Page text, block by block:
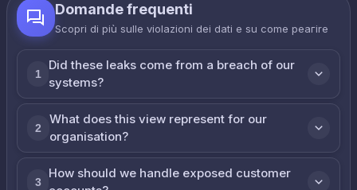
Domande frequenti
Scopri di più sulle violazioni dei dati e su come реагire
1
Did these leaks come from a breach of our
systems?
2
What does this view represent for our
organisation?
3
How should we handle exposed customer